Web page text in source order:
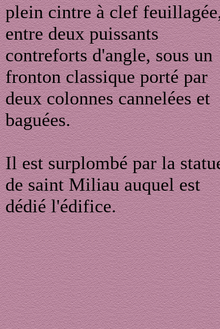
plein cintre à clef
entre deux puissants
contreforts d'angle, sous un
fronton classique porté par
deux colonnes cannelées et
baguées.
Il est surplombé par la
de saint Miliau auquel est
dédié l'édifice.